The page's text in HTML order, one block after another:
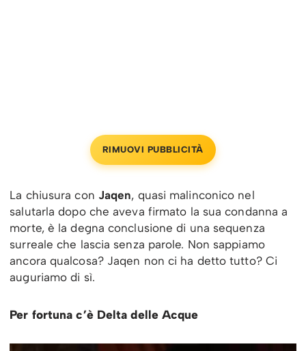
RIMUOVI PUBBLICITÀ
La chiusura con Jaqen, quasi malinconico nel
salutarla dopo che aveva firmato la sua condanna a
morte, è la degna conclusione di una sequenza
surreale che lascia senza parole. Non sappiamo
ancora qualcosa? Jaqen non ci ha detto tutto? Ci
auguriamo di sì.
Per fortuna c’è Delta delle Acque